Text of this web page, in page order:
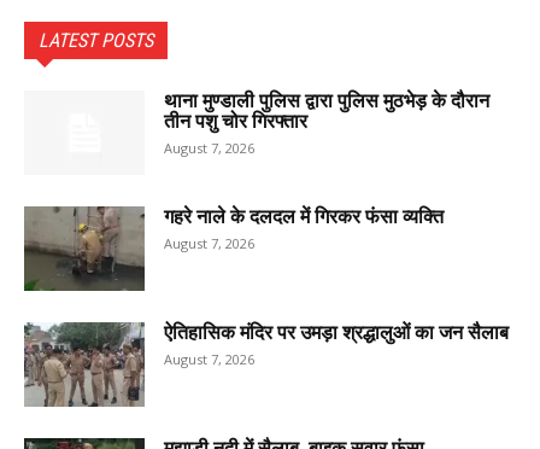
LATEST POSTS
थाना मुण्डाली पुलिस द्वारा पुलिस मुठभेड़ के दौरान
तीन पशु चोर गिरफ्तार
August 7, 2026
गहरे नाले के दलदल में गिरकर फंसा व्यक्ति
August 7, 2026
ऐतिहासिक मंदिर पर उमड़ा श्रद्धालुओं का जन सैलाब
August 7, 2026